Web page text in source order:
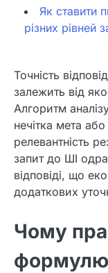
Як ставити
різних рівней
Точність
залежить від
Алгоритм
нечітка мета
релевантність
запит до ШІ
відповіді, що
додаткових
Чому